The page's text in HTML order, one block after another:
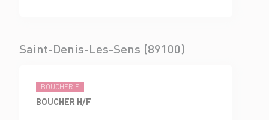
Saint-Denis-Les-Sens (89100)
BOUCHERIE
BOUCHER H/F